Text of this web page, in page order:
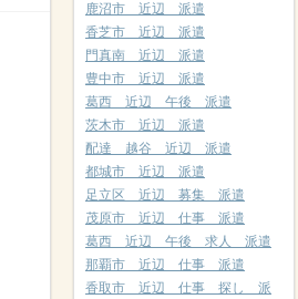
鹿沼市 近辺 派遣
香芝市 近辺 派遣
門真南 近辺 派遣
豊中市 近辺 派遣
葛西 近辺 午後 派遣
茨木市 近辺 派遣
配達 越谷 近辺 派遣
都城市 近辺 派遣
足立区 近辺 募集 派遣
茂原市 近辺 仕事 派遣
葛西 近辺 午後 求人 派遣
那覇市 近辺 仕事 派遣
香取市 近辺 仕事 探し 派